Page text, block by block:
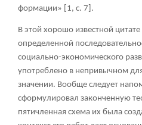
формации» [1, с. 7].
В этой хорошо известной
определенной
социально-экономического
употреблено в непривычном
значении. Вообще следует
сформулировал законченную
пятичленная схема их была